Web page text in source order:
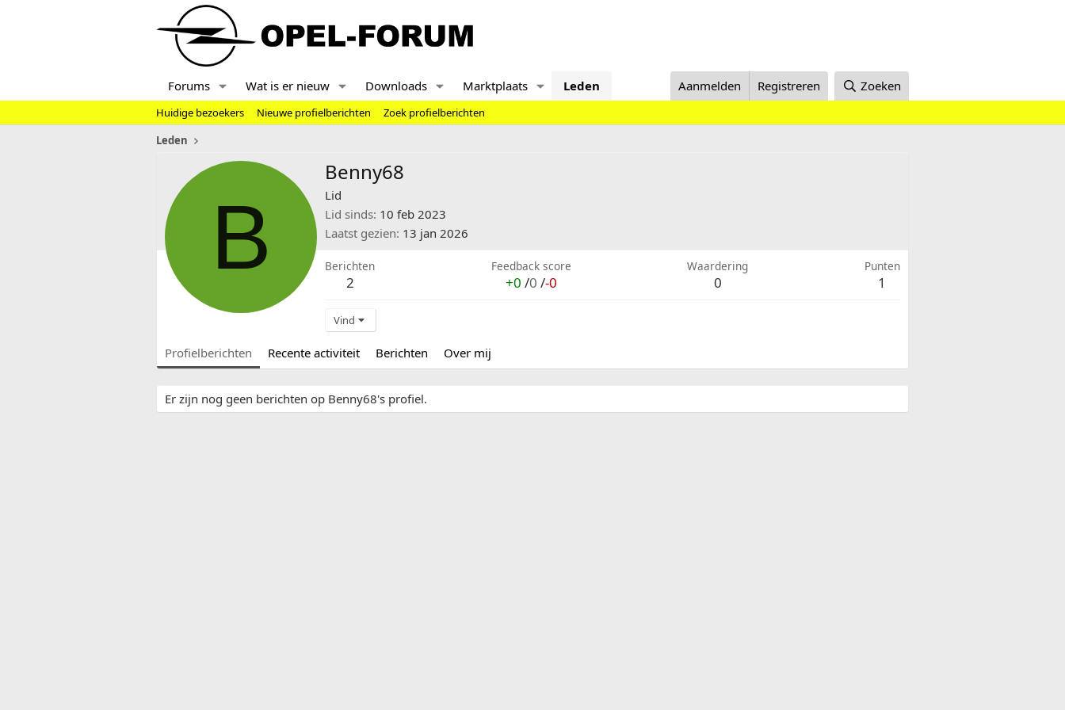
Forums Wat is er nieuw Downloads Marktplaats Leden Aanmelden Registreren Zoeken
Huidige bezoekers Nieuwe profielberichten
Zoek profielberichten
Leden
B
Benny68
Lid
Lid sinds 10 feb 2023
Laatst gezien 13 jan 2026
Berichten
2
Feedback score
+0 /0 /-0
Waardering
0
Punten
1
Vind
Profielberichten Recente activiteit Berichten Over mij
Er zijn nog geen berichten op Benny68's profiel.